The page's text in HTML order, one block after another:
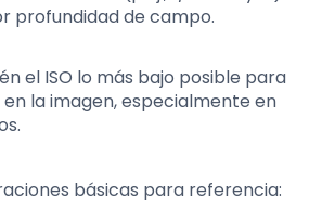
profundidad de campo.
el ISO lo más bajo posible para
la imagen, especialmente en
básicas para referencia: